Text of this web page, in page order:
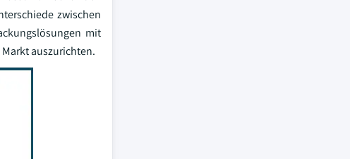
zwischen
mit
auszurichten.